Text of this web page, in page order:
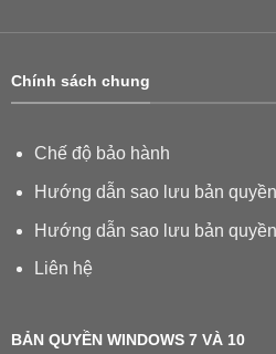
Chính sách chung
Chế độ bảo hành
Hướng dẫn sao lưu bản
Hướng dẫn sao lưu bản
Liên hệ
BẢN QUYỀN WINDOWS 7 VÀ 10